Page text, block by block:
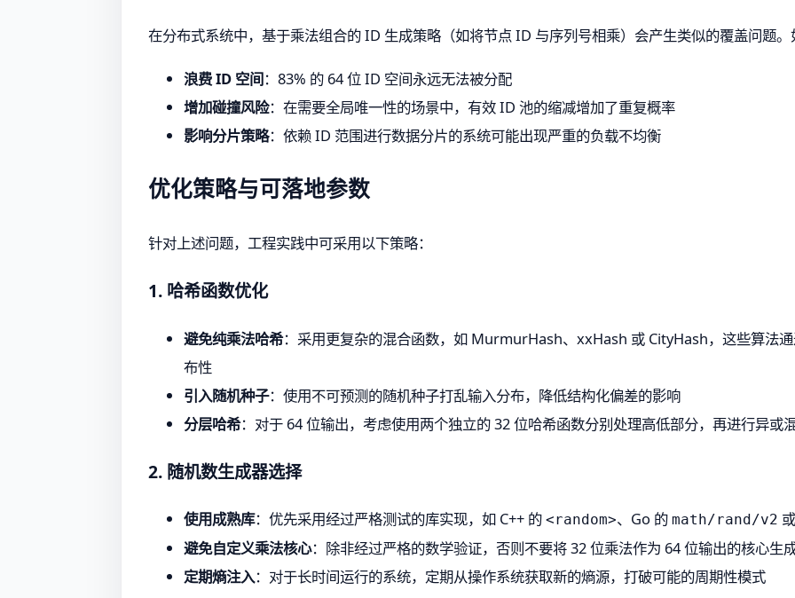
在分布式系统中，基于乘法组合的 ID 生成策略（如将节点 ID 与序列号相乘）会产生类似的覆盖问题
浪费 ID 空间：83% 的 64 位 ID 空间永远无法被分配
增加碰撞风险：在需要全局唯一性的场景中，有效 ID 池的缩减增加了重复概率
影响分片策略：依赖 ID 范围进行数据分片的系统可能出现严重的负载不均衡
优化策略与可落地参数
针对上述问题，工程实践中可采用以下策略：
1. 哈希函数优化
避免纯乘法哈希：采用更复杂的混合函数，如 MurmurHash、xxHash 或 CityHash，这些算法
布性
引入随机种子：使用不可预测的随机种子打乱输入分布，降低结构化偏差的影响
分层哈希：对于 64 位输出，考虑使用两个独立的 32 位哈希函数分别处理高低部分，再进行异或
2. 随机数生成器选择
使用成熟库：优先采用经过严格测试的库实现，如 C++ 的 <random>、Go 的 math/rand/v2
避免自定义乘法核心：除非经过严格的数学验证，否则不要将 32 位乘法作为 64 位输出的核心生
定期熵注入：对于长时间运行的系统，定期从操作系统获取新的熵源，打破可能的周期性模式